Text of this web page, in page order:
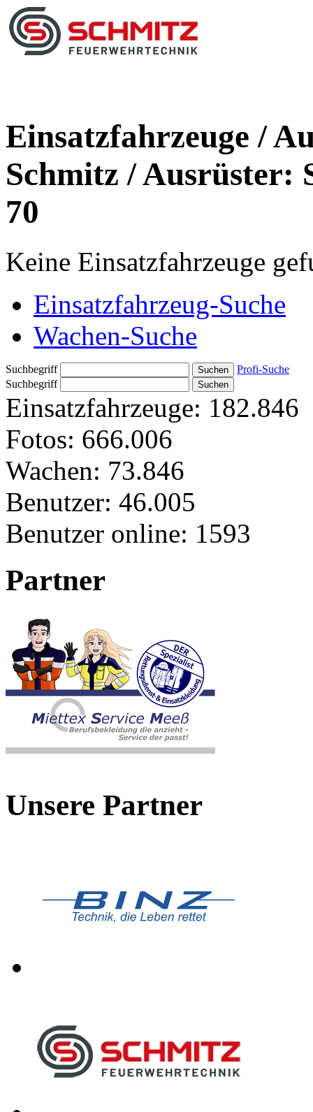
Einsatzfahrzeuge /
Schmitz / Ausrüster:
70
Keine Einsatzfahrzeuge
Einsatzfahrzeug-Suche
Wachen-Suche
Suchbegriff
Profi-Suche
Suchbegriff
Einsatzfahrzeuge: 182.846
Fotos: 666.006
Wachen: 73.846
Benutzer: 46.005
Benutzer online: 1593
Partner
Unsere Partner